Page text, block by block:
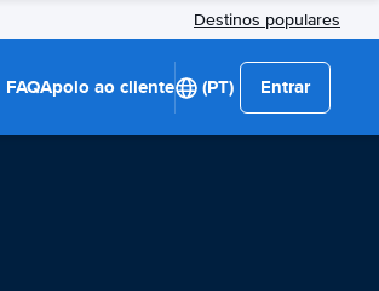
Destinos populares
FAQApoio ao cliente (PT) Entrar